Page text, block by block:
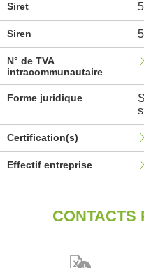
Siret
Siren
N° de TVA
intracommunautaire
Forme juridique
Certification(s)
Effectif entreprise
CONTACTS